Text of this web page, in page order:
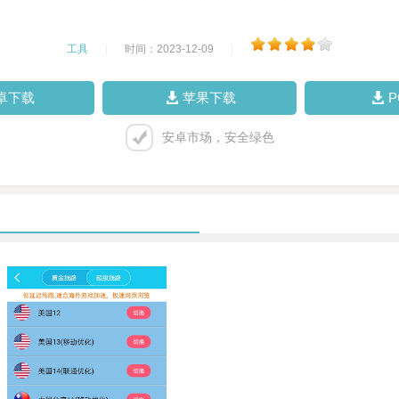
工具 时间：2023-12-09
下载 苹果下载
安卓市场，安全绿色